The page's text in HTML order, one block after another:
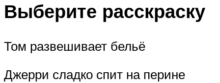
Выберите расскраску
Том развешивает бельё
Джерри сладко спит на перине